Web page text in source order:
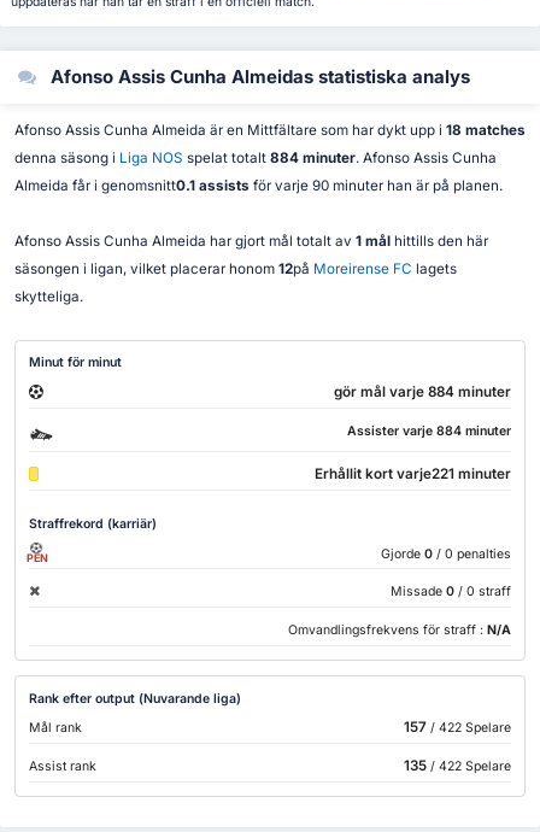
Afonso Assis Cunha Almeidas statistiska analys
Afonso Assis Cunha Almeida är en Mittfältare som har dykt upp i 18 matches
denna säsong i Liga NOS spelat totalt 884 minuter. Afonso Assis Cunha
Almeida får i genomsnitt0.1 assists för varje 90 minuter han är på planen.
Afonso Assis Cunha Almeida har gjort mål totalt av 1 mål hittills den här
säsongen i ligan, vilket placerar honom 12på Moreirense FC lagets
skytteliga.
Minut för minut
gör mål varje 884 minuter
Assister varje 884 minuter
Erhållit kort varje221 minuter
Straffrekord (karriär)
PEN Gjorde 0 / 0 penalties
Missade 0 / 0 straff
Omvandlingsfrekvens för straff : N/A
Rank efter output (Nuvarande liga)
Mål rank
157/ 422 Spelare
Assist rank 135/ 422 Spelare